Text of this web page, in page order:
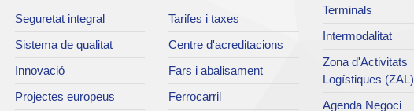
Seguretat integral
Sistema de qualitat
Innovació
Projectes europeus
Tarifes i taxes
Centre d'acreditacions
Fars i abalisament
Ferrocarril
Terminals
Intermodalitat
Zona d'Activitats
Logístiques (ZAL)
Agenda Negoci